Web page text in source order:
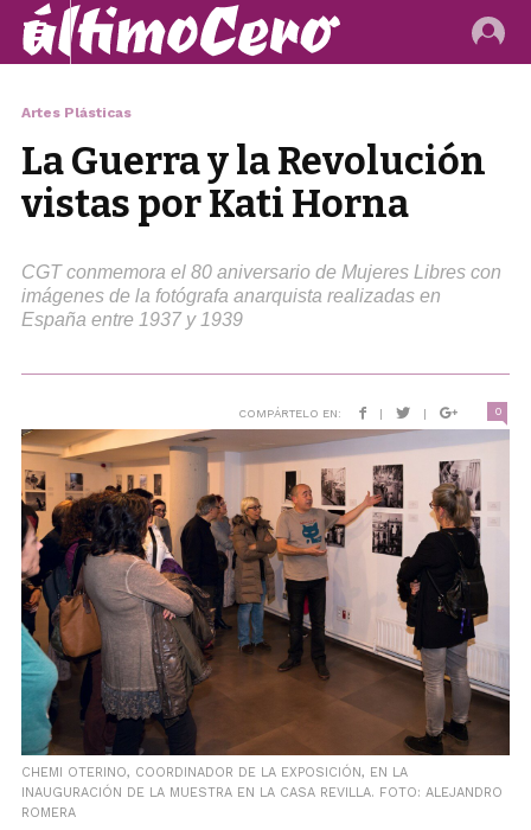
Artes Plásticas
La Guerra y la Revolución
vistas por Kati Horna
CGT conmemora el 80 aniversario de Mujeres Libres con
imágenes de la fotógrafa anarquista realizadas en
España entre 1937 y 1939
COMPÁRTELO EN: | | 0
CHEMI OTERINO, COORDINADOR DE LA EXPOSICIÓN, EN LA
INAUGURACIÓN DE LA MUESTRA EN LA CASA REVILLA. FOTO: ALEJANDRO
ROMERA